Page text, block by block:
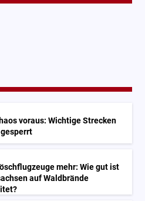
voraus: Wichtige Strecken
mehr: Wie gut ist
auf Waldbrände